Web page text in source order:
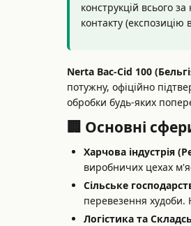
конструкцій всього
контакту (експозицію
Nerta Bac-Cid 100
потужну, офіційно
обробки будь-яких
🏢 Основні
Харчова індустрія
виробничих цехах
Сільське
перевезення худоби.
Логістика та